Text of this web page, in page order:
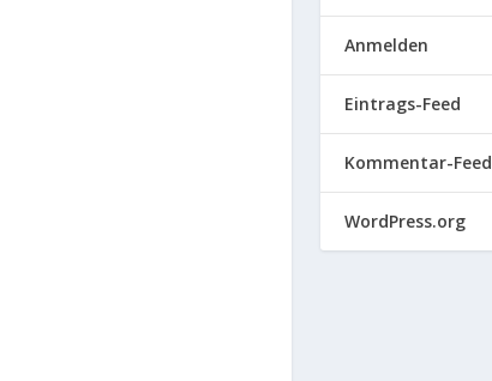
Anmelden
Eintrags-Feed
Kommentar-Feed
WordPress.org